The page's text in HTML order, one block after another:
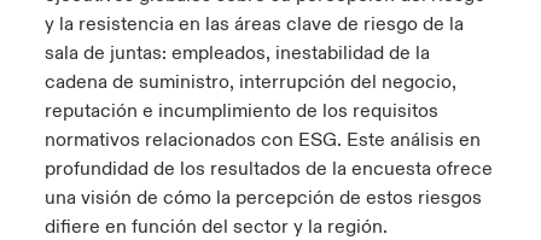
Contacto
Acceso
Beazley
Transformación tecnológica y ciberriesgo 2025
Resilience - Riesgos climáticos y medioambientales 2025
Cyber
Services Snapshot
Spain
(French)
(French)
(French)
(French)
(French)
(French)
(French)
(French)
(French)
(French)
(French)
y la resistencia en las áreas clave de riesgo de la
sala de juntas: empleados, inestabilidad de la
cadena de suministro, interrupción del negocio,
reputación e incumplimiento de los requisitos
normativos relacionados con ESG. Este análisis en
profundidad de los resultados de la encuesta ofrece
una visión de cómo la percepción de estos riesgos
difiere en función del sector y la región.